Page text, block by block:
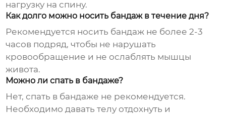
нагрузку на спину.
Как долго можно носить бандаж в течение дня?
Рекомендуется носить бандаж не более 2-3
часов подряд, чтобы не нарушать
кровообращение и не ослаблять мышцы
живота.
Можно ли спать в бандаже?
Нет, спать в бандаже не рекомендуется.
Необходимо давать телу отдохнуть и